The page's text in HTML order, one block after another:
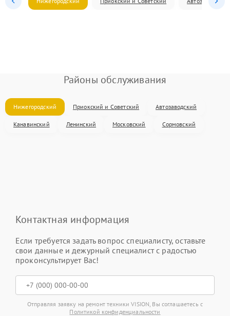
Районы обслуживания
Нижегородский Приокский и Советский Автозаводский
Канавинский Ленинский Московский Сормовский
Контактная информация
Если требуется задать вопрос специалисту, оставьте
свои данные и дежурный специалист с радостью
проконсультирует Вас!
Отправляя заявку на ремонт техники VISION, Вы соглашаетесь с
Политикой конфиденциальности